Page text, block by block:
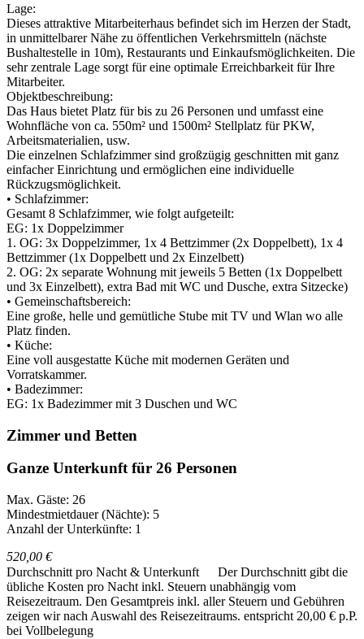
Lage:
Dieses attraktive Mitarbeiterhaus befindet sich im Herzen der Stadt,
in unmittelbarer Nähe zu öffentlichen Verkehrsmitteln (nächste
Bushaltestelle in 10m), Restaurants und Einkaufsmöglichkeiten. Die
sehr zentrale Lage sorgt für eine optimale Erreichbarkeit für Ihre
Mitarbeiter.
Objektbeschreibung:
Das Haus bietet Platz für bis zu 26 Personen und umfasst eine
Wohnfläche von ca. 550m² und 1500m² Stellplatz für PKW,
Arbeitsmaterialien, usw.
Die einzelnen Schlafzimmer sind großzügig geschnitten mit ganz
einfacher Einrichtung und ermöglichen eine individuelle
Rückzugsmöglichkeit.
• Schlafzimmer:
Gesamt 8 Schlafzimmer, wie folgt aufgeteilt:
EG: 1x Doppelzimmer
1. OG: 3x Doppelzimmer, 1x 4 Bettzimmer (2x Doppelbett), 1x 4
Bettzimmer (1x Doppelbett und 2x Einzelbett)
2. OG: 2x separate Wohnung mit jeweils 5 Betten (1x Doppelbett
und 3x Einzelbett), extra Bad mit WC und Dusche, extra Sitzecke)
• Gemeinschaftsbereich:
Eine große, helle und gemütliche Stube mit TV und Wlan wo alle
Platz finden.
• Küche:
Eine voll ausgestatte Küche mit modernen Geräten und
Vorratskammer.
• Badezimmer:
EG: 1x Badezimmer mit 3 Duschen und WC
Zimmer und Betten
Ganze Unterkunft für 26 Personen
Max. Gäste: 26
Mindestmietdauer (Nächte): 5
Anzahl der Unterkünfte: 1
520,00 €
Durchschnitt pro Nacht & Unterkunft
Der Durchschnitt gibt die
übliche Kosten pro Nacht inkl. Steuern unabhängig vom
Reisezeitraum. Den Gesamtpreis inkl. aller Steuern und Gebühren
zeigen wir nach Auswahl des Reisezeitraums. entspricht 20,00 € p.P.
bei Vollbelegung